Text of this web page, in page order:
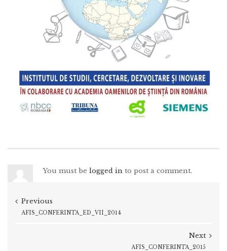
You must be logged in to post a comment.
Previous
AFIS_CONFERINTA_ED_VII_2014
Next
AFIS_CONFERINTA_2015